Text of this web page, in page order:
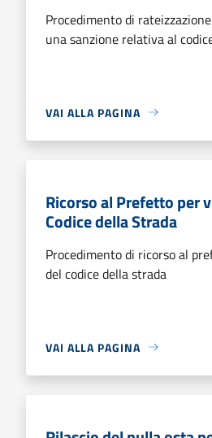
Procedimento di
una sanzione relativa al
VAI ALLA PAGINA
Ricorso al Prefetto per
Codice della Strada
Procedimento di ricorso al
del codice della strada
VAI ALLA PAGINA